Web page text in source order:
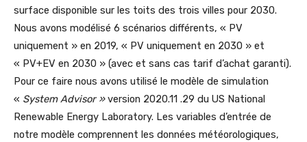
surface disponible sur les toits des trois villes pour 2030.
Nous avons modélisé 6 scénarios différents, « PV
uniquement » en 2019, « PV uniquement en 2030 » et
« PV+EV en 2030 » (avec et sans cas tarif d’achat garanti).
Pour ce faire nous avons utilisé le modèle de simulation
« System Advisor »version 2020.11 .29 du US National
Renewable Energy Laboratory. Les variables d’entrée de
notre modèle comprennent les données météorologiques,